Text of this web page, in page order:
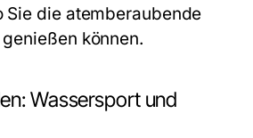
Sie die atemberaubende
können.
Wassersport und